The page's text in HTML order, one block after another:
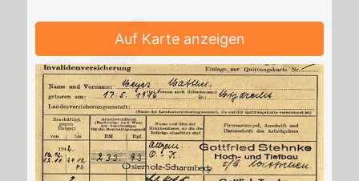
Auf Karte anzeigen